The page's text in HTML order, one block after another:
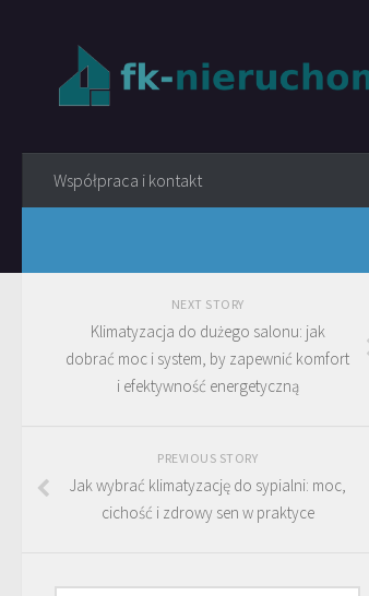
Współpraca i kontakt
NEXT STORY
Klimatyzacja do dużego salonu: jak
dobrać moc i system, by zapewnić komfort
i efektywność energetyczną
PREVIOUS STORY
Jak wybrać klimatyzację do sypialni: moc,
cichość i zdrowy sen w praktyce